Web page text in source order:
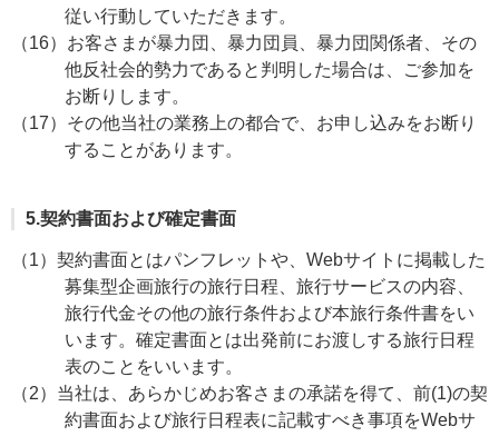
従い行動していただきます。
（16）お客さまが暴力団、暴力団員、暴力団関係者、その
他反社会的勢力であると判明した場合は、ご参加を
お断りします。
（17）その他当社の業務上の都合で、お申し込みをお断り
することがあります。
5.契約書面および確定書面
（1）契約書面とはパンフレットや、Webサイトに掲載した
募集型企画旅行の旅行日程、旅行サービスの内容、
旅行代金その他の旅行条件および本旅行条件書をい
います。確定書面とは出発前にお渡しする旅行日程
表のことをいいます。
（2）当社は、あらかじめお客さまの承諾を得て、前(1)の契
約書面および旅行日程表に記載すべき事項をWebサ